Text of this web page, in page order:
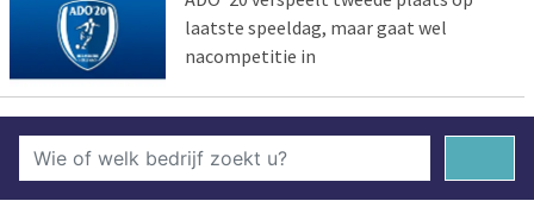
laatste speeldag, maar gaat wel
nacompetitie in